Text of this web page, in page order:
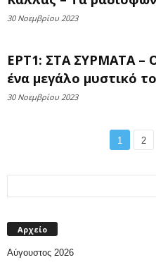
30 Νοεμβρίου 2023
ΕΡΤ1: ΣΤΑ ΣΥΡΜΑΤΑ –
ένα μεγάλο μυστικό
30 Νοεμβρίου 2023
1 2
Αρχείο
Αύγουστος 2026